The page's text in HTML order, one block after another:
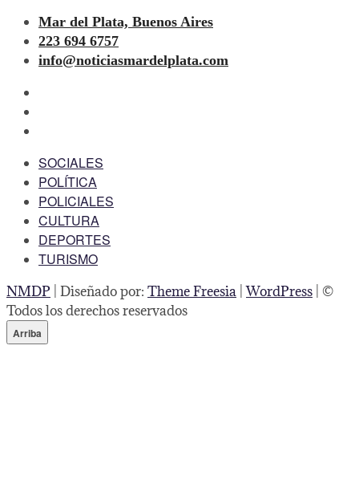
Mar del Plata, Buenos Aires
223 694 6757
info@noticiasmardelplata.com
SOCIALES
POLÍTICA
POLICIALES
CULTURA
DEPORTES
TURISMO
NMDP | Diseñado por: Theme Freesia |WordPress | ©
Todos los derechos reservados
Arriba